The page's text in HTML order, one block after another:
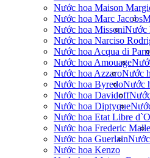
Nước hoa Maison
Nước hoa Marc Jacobs
Nước hoa MissoniNước
Nước hoa Narciso
Nước hoa Acqua di
Nước hoa Amouage
Nước hoa AzzaroNước
Nước hoa ByredoNước
Nước hoa Davidoff
Nước hoa Diptyque
Nước hoa Etat Libre
Nước hoa Frederic Malle
Nước hoa Guerlain
Nước hoa Kenzo